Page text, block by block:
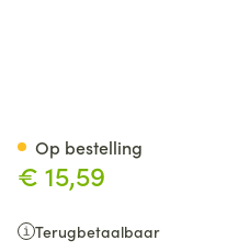
€ 15,59
Terugbetaalbaar
Op bestelling